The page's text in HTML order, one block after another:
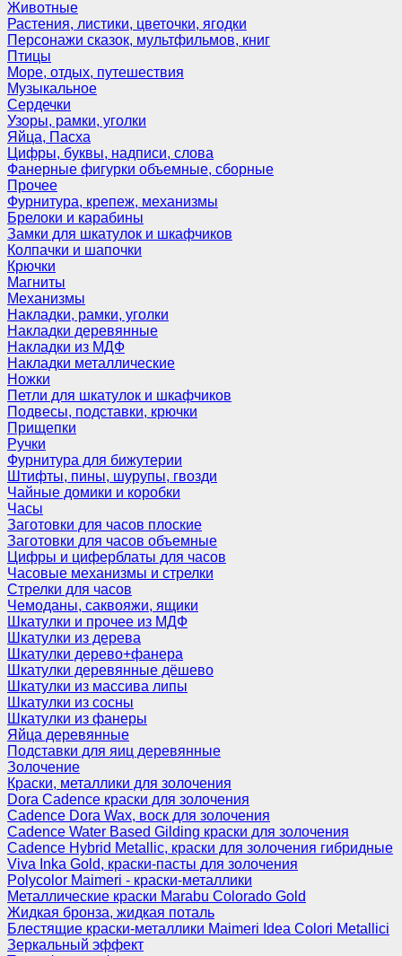
Животные
Растения, листики, цветочки, ягодки
Персонажи сказок, мультфильмов, книг
Птицы
Море, отдых, путешествия
Музыкальное
Сердечки
Узоры, рамки, уголки
Яйца, Пасха
Цифры, буквы, надписи, слова
Фанерные фигурки объемные, сборные
Прочее
Фурнитура, крепеж, механизмы
Брелоки и карабины
Замки для шкатулок и шкафчиков
Колпачки и шапочки
Крючки
Магниты
Механизмы
Накладки, рамки, уголки
Накладки деревянные
Накладки из МДФ
Накладки металлические
Ножки
Петли для шкатулок и шкафчиков
Подвесы, подставки, крючки
Прищепки
Ручки
Фурнитура для бижутерии
Штифты, пины, шурупы, гвозди
Чайные домики и коробки
Часы
Заготовки для часов плоские
Заготовки для часов объемные
Цифры и циферблаты для часов
Часовые механизмы и стрелки
Стрелки для часов
Чемоданы, саквояжи, ящики
Шкатулки и прочее из МДФ
Шкатулки из дерева
Шкатулки дерево+фанера
Шкатулки деревянные дёшево
Шкатулки из массива липы
Шкатулки из сосны
Шкатулки из фанеры
Яйца деревянные
Подставки для яиц деревянные
Золочение
Краски, металлики для золочения
Dora Cadence краски для золочения
Cadence Dora Wax, воск для золочения
Cadence Water Based Gilding краски для золочения
Cadence Hybrid Metallic, краски для золочения гибридные
Viva Inka Gold, краски-пасты для золочения
Polycolor Maimeri - краски-металлики
Металлические краски Marabu Colorado Gold
Жидкая бронза, жидкая поталь
Блестящие краски-металлики Maimeri Idea Colori Metallici
Зеркальный эффект